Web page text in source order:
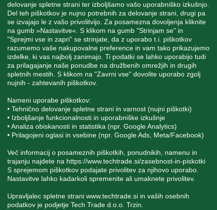
delovanje spletne strani ter izboljšamo vašo uporabniško izkušnjo.
Del teh piškotkov je nujno potrebnih za delovanje strani, drugi pa
se izvajajo le z vašo privolitvijo. Za posamezna dovoljenja kliknite
na gumb »Nastavitve«. S klikom na gumb "Strinjam se" in
"Sprejmi vse in zapri" se strinjate, da z uporabo t.i. piškotkov
razumemo vaše nakupovalne preference in vam tako prikazujemo
izdelke, ki vas najbolj zanimajo. Ti podatki se lahko uporabijo tudi
za prilagajanje naše ponudbe na družbenih omrežjih in drugih
spletnih mestih. S klikom na "Zavrni vse" dovolite uporabo zgolj
nujnih - zahtevanih piškotkov.
Nameni uporabe piškotkov:
• Tehnično delovanje spletne strani in varnost (nujni piškotki)
• Izboljšanje funkcionalnosti in uporabniške izkušnje
• Analiza obiskanosti in statistika (npr. Google Analytics)
• Prilagojeni oglasi in vsebine (npr. Google Ads, Meta/Facebook)
Več informacij o posameznih piškotkih, ponudnikih, namenu in
trajanju najdete na https://www.techtrade.si/zasebnost-in-piskotki
S sprejemom piškotkov podajate privolitev za njihovo uporabo.
Nastavitve lahko kadarkoli spremenite ali umaknete privolitev.
Upravljalec spletne strani www.techtrade.si in vaših osebnih
podatkov je podjetje Tech Trade d.o.o. Trzin.
STORITEV ZA STRANKE
SPREMLJAJTE NAS
+386 1 562 21 11
pravilne in verodostojne podatke. V kolikor na naši
spletni strani zasledite napačne oziroma neustrezne
podatke ali slike, vas prosimo, da nam to sporočite na